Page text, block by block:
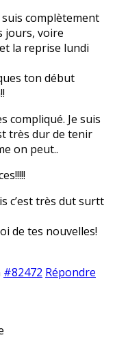
complètement
jours, voire
la reprise lundi
ton début
compliqué. Je suis
très dur de tenir
on peut..
c’est très dut surtt
de tes nouvelles!
#82472 Répondre